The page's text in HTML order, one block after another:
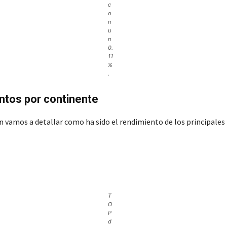
c
o
n
u
n
0.
11
%
.
por continente
vamos a detallar como ha sido el rendimiento de los
T
O
P
d